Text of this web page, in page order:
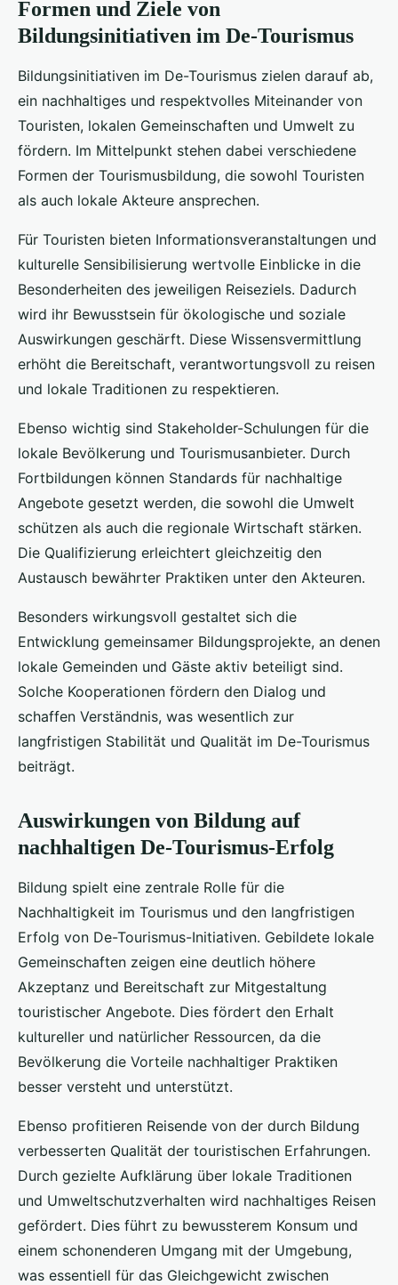
Formen und Ziele von
Bildungsinitiativen im De-Tourismus
Bildungsinitiativen im De-Tourismus zielen darauf ab,
ein nachhaltiges und respektvolles Miteinander von
Touristen, lokalen Gemeinschaften und Umwelt zu
fördern. Im Mittelpunkt stehen dabei verschiedene
Formen der Tourismusbildung, die sowohl Touristen
als auch lokale Akteure ansprechen.
Für Touristen bieten Informationsveranstaltungen und
kulturelle Sensibilisierung wertvolle Einblicke in die
Besonderheiten des jeweiligen Reiseziels. Dadurch
wird ihr Bewusstsein für ökologische und soziale
Auswirkungen geschärft. Diese Wissensvermittlung
erhöht die Bereitschaft, verantwortungsvoll zu reisen
und lokale Traditionen zu respektieren.
Ebenso wichtig sind Stakeholder-Schulungen für die
lokale Bevölkerung und Tourismusanbieter. Durch
Fortbildungen können Standards für nachhaltige
Angebote gesetzt werden, die sowohl die Umwelt
schützen als auch die regionale Wirtschaft stärken.
Die Qualifizierung erleichtert gleichzeitig den
Austausch bewährter Praktiken unter den Akteuren.
Besonders wirkungsvoll gestaltet sich die
Entwicklung gemeinsamer Bildungsprojekte, an denen
lokale Gemeinden und Gäste aktiv beteiligt sind.
Solche Kooperationen fördern den Dialog und
schaffen Verständnis, was wesentlich zur
langfristigen Stabilität und Qualität im De-Tourismus
beiträgt.
Auswirkungen von Bildung auf
nachhaltigen De-Tourismus-Erfolg
Bildung spielt eine zentrale Rolle für die
Nachhaltigkeit im Tourismus und den langfristigen
Erfolg von De-Tourismus-Initiativen. Gebildete lokale
Gemeinschaften zeigen eine deutlich höhere
Akzeptanz und Bereitschaft zur Mitgestaltung
touristischer Angebote. Dies fördert den Erhalt
kultureller und natürlicher Ressourcen, da die
Bevölkerung die Vorteile nachhaltiger Praktiken
besser versteht und unterstützt.
Ebenso profitieren Reisende von der durch Bildung
verbesserten Qualität der touristischen Erfahrungen.
Durch gezielte Aufklärung über lokale Traditionen
und Umweltschutzverhalten wird nachhaltiges Reisen
gefördert. Dies führt zu bewussterem Konsum und
einem schonenderen Umgang mit der Umgebung,
was essentiell für das Gleichgewicht zwischen